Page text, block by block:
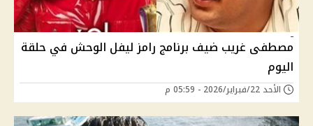
مصطفى غريب ضيف برنامج رامز ليفل الوحش في حلقة
اليوم
الأحد 22/فبراير/2026 - 05:59 م